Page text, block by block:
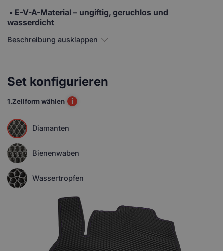
• E-V-A-Material – ungiftig, geruchlos und
wasserdicht
Beschreibung ausklappen
Set konfigurieren
1.Zellform wählen i
Diamanten
Bienenwaben
Wassertropfen